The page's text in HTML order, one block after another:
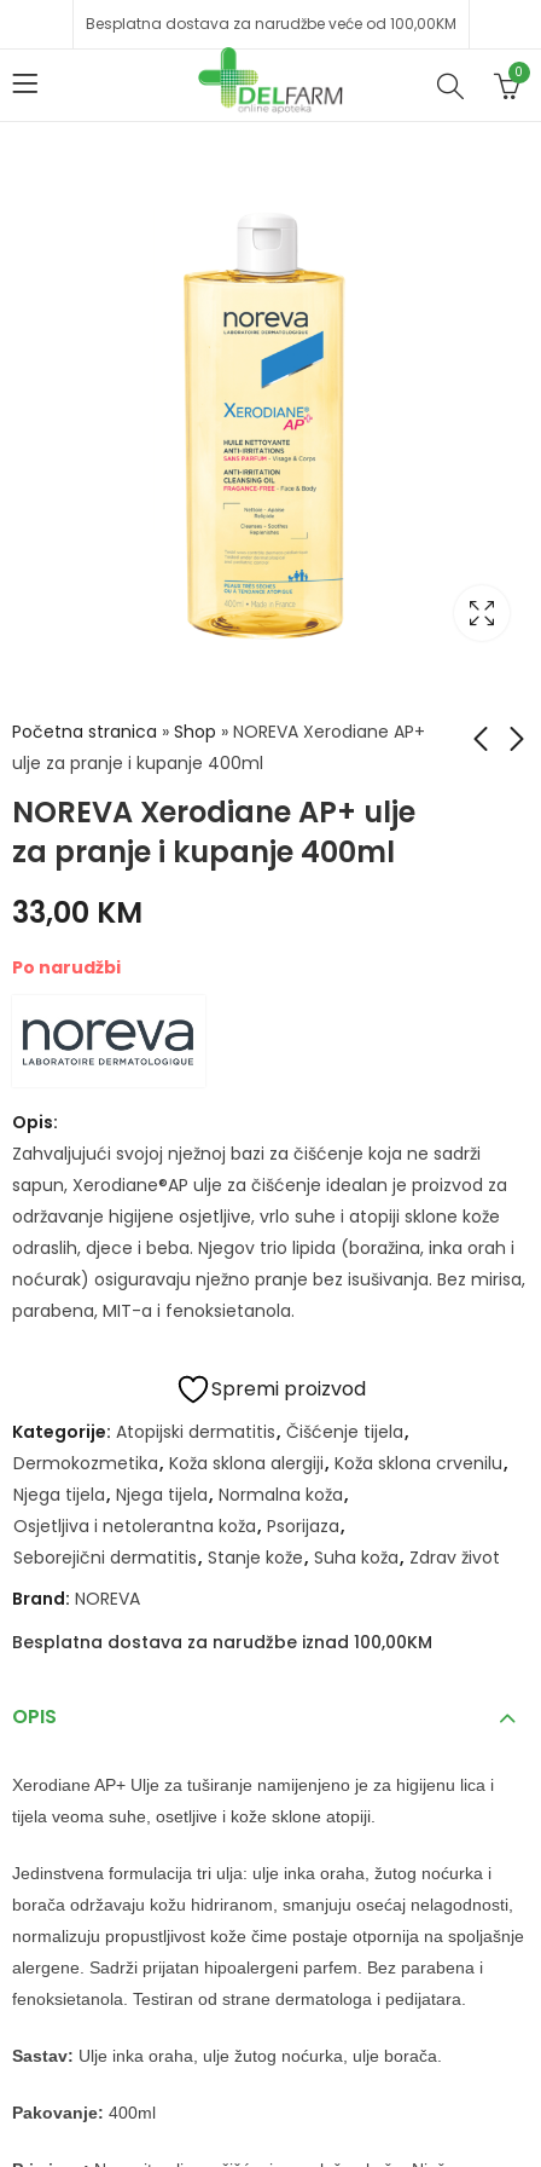
Besplatna dostava za narudžbe veće od 100,00KM
0
Početna stranica » Shop » NOREVA Xerodiane AP+
ulje za pranje i kupanje 400ml
NOREVA Xerodiane AP+ ulje
za pranje i kupanje 400ml
ESI MELATONIN PURA
kapi 50ml
Noreva ACTIPUR
Micelarna voda za
skidanje šminke 400
33,00 KM
Po narudžbi
Opis:
Zahvaljujući svojoj nježnoj bazi za čišćenje koja ne sadrži
sapun, Xerodiane®AP ulje za čišćenje idealan je proizvod za
održavanje higijene osjetljive, vrlo suhe i atopiji sklone kože
odraslih, djece i beba. Njegov trio lipida (boražina, inka orah i
noćurak) osiguravaju nježno pranje bez isušivanja. Bez mirisa,
parabena, MIT-a i fenoksietanola.
Spremi proizvod
Kategorije: Atopijski dermatitis, Čišćenje tijela,
Dermokozmetika, Koža sklona alergiji, Koža sklona crvenilu,
Njega tijela, Njega tijela, Normalna koža,
Osjetljiva i netolerantna koža, Psorijaza,
Seborejični dermatitis, Stanje kože, Suha koža, Zdrav život
Brand: NOREVA
Besplatna dostava za narudžbe iznad 100,00KM
OPIS
Xerodiane AP+ Ulje za tuširanje namijenjeno je za higijenu lica i
tijela veoma suhe, osetljive i kože sklone atopiji.
Jedinstvena formulacija tri ulja: ulje inka oraha, žutog noćurka i
borača održavaju kožu hidriranom, smanjuju osećaj nelagodnosti,
normalizuju propustljivost kože čime postaje otpornija na spoljašnje
alergene. Sadrži prijatan hipoalergeni parfem. Bez parabena i
fenoksietanola. Testiran od strane dermatologa i pedijatara.
Sastav: Ulje inka oraha, ulje žutog noćurka, ulje borača.
Pakovanje: 400ml